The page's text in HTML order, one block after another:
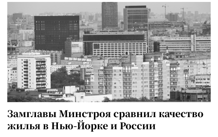
Замглавы Минстроя сравнил качество
жилья в Нью-Йорке и России